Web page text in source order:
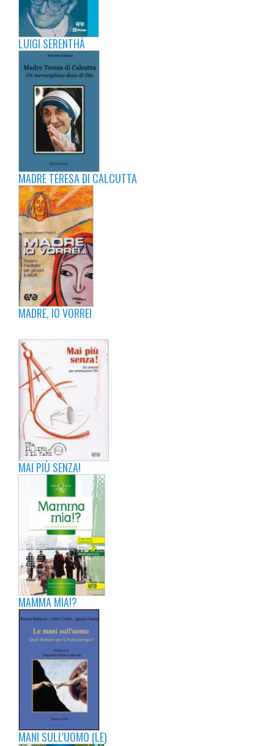
LUIGI SERENTHÀ
MADRE TERESA DI CALCUTTA
MADRE, IO VORREI
MAI PIÙ SENZA!
MAMMA MIA!?
MANI SULL'UOMO (LE)